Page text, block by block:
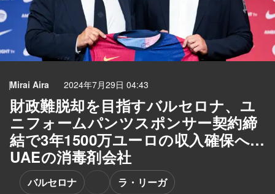
Mirai Aira 2024年7月29日 04:43
財政難脱却を目指すバルセロナ、ユ
ニフォームパンツスポンサー契約締
結で3年1500万ユーロの収入確保へ…
UAEの消毒剤会社
バルセロナ ラ・リーガ